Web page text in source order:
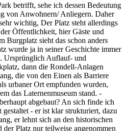
betrifft, sehe ich dessen Bedeutung
von Anwohnern/ Anliegern. Daher
wichtig, Der Platz steht allerdings
Öffentlichkeit, hier Gäste und
Burgplatz sieht das schon anders
wurde ja in seiner Geschichte immer
Ursprünglich Auflauf- und
dann die Rondell-Anlagen
die von den Einen als Barriere
urbaner Ort empfunden wurden,
das Laternenmuseum stand. -
abgebaut? An sich finde ich
gestaltet - er ist klar strukturiert, dazu
er lehnt sich an den historischen
Platz nur teilweise angenommen